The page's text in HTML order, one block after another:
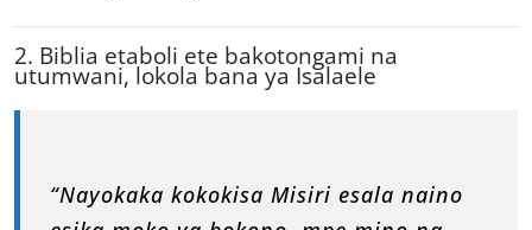
2. Biblia etaboli ete bakotongami na
utumwani, lokola bana ya Isalaele
“Nayokaka kokokisa Misiri esala naino